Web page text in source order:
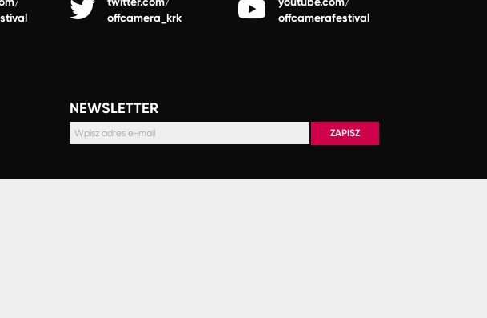
offcamera_krk
offcamerafestival
NEWSLETTER
ZAPISZ